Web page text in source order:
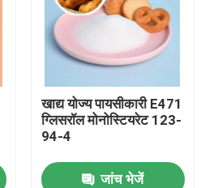
खाद्य योज्य पायसीकारी E471
ग्लिसरॉल मोनोस्टियरेट 123-
94-4
जांच भेजें